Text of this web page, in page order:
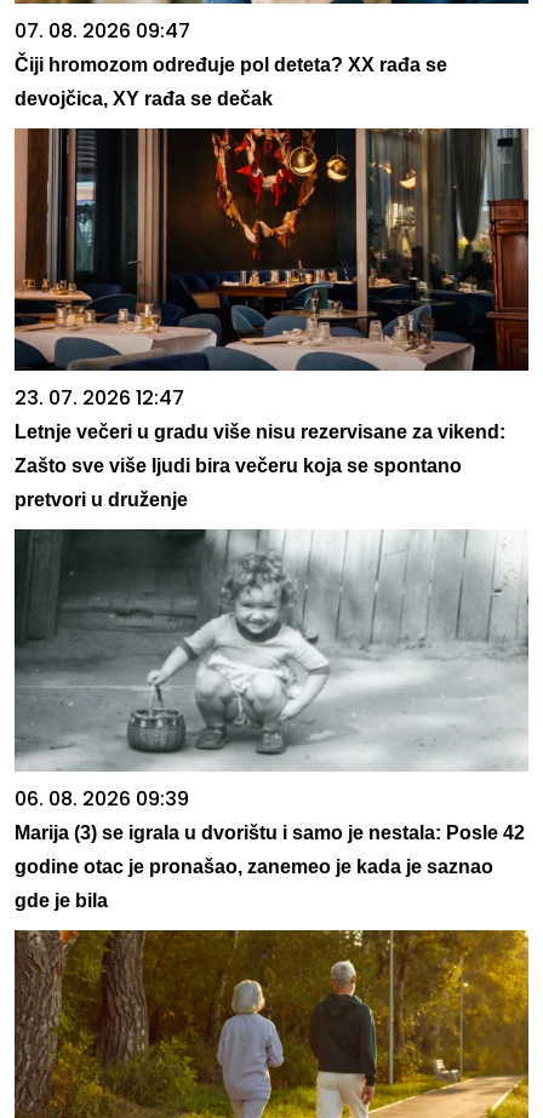
07. 08. 2026 09:47
Čiji hromozom određuje pol deteta? XX rađa se
devojčica, XY rađa se dečak
23. 07. 2026 12:47
Letnje večeri u gradu više nisu rezervisane za vikend:
Zašto sve više ljudi bira večeru koja se spontano
pretvori u druženje
06. 08. 2026 09:39
Marija (3) se igrala u dvorištu i samo je nestala: Posle 42
godine otac je pronašao, zanemeo je kada je saznao
gde je bila